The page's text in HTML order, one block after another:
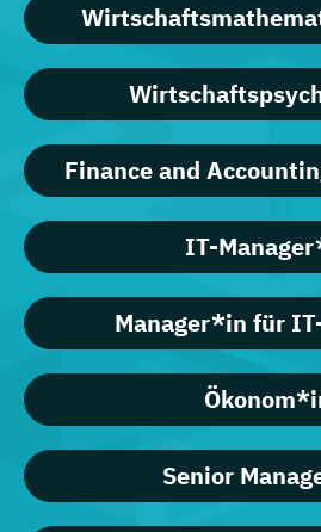
Finance and
IT-
Manager*in für
Senior